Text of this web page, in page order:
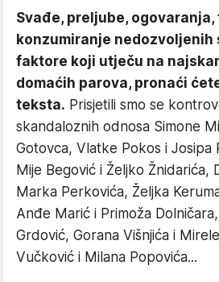
Svađe, preljube,
konzumiranje nedozvoljenih
faktore koji utječu na
domaćih parova, pronaći
teksta. Prisjetili smo se
skandaloznih odnosa Simone
Gotovca, Vlatke Pokos i Josipa
Mije Begović i Željko Žnidarića,
Marka Perkovića, Željka
Anđe Marić i Primoža
Grdović, Gorana Višnjića i
Vučković i Milana Popovića...